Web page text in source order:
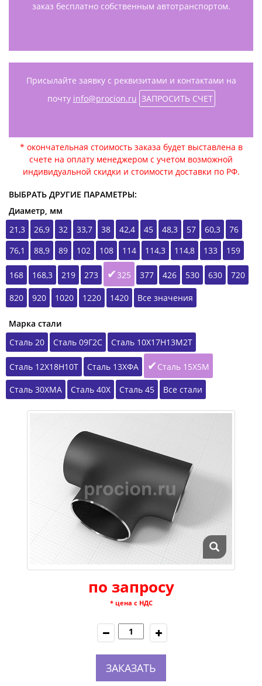
заказ бесплатно собственным автотранспортом.
Присылайте заявку с реквизитами и контактами на
почту info@procion.ru ЗАПРОСИТЬ СЧЕТ
* окончательная стоимость заказа будет выставлена в
счете на оплату менеджером с учетом возможной
индивидуальной скидки и стоимости доставки по РФ.
ВЫБРАТЬ ДРУГИЕ ПАРАМЕТРЫ:
Диаметр, мм
21,3
26,9 32 33,7 38 42,4 45 48,3 57 60,3
76
76,1
88,9 89 102 108 114 114,3 114,8 133 159
168 168,3 219 273 325 377 426 530 630 720
820 920 1020 1220 1420 Все значения
Марка стали
Сталь 20
Сталь 09Г2С Сталь 10Х17Н13М2Т
Сталь 12Х18Н10Т Сталь 13ХФА Сталь 15Х5М
Сталь 30ХМА Сталь 40Х Сталь 45 Все стали
по запросу
* цена с НДС
ЗАКАЗАТЬ